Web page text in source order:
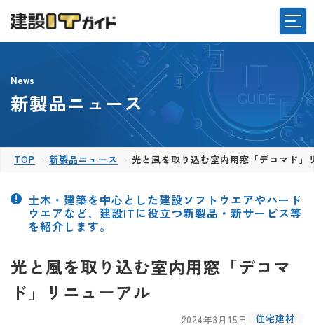
News
新製品ニュース
TOP 新製品ニュース 光と風を取り込む室内用窓「デコマド」
土木・建築を中心とした建設ソフトウエアやハード
ウエアなど、建設ITに役立つ新製品・新サービス等
を紹介します。
光と風を取り込む室内用窓「デコマ
ド」リニューアル
2024年3月15日 住宅建材